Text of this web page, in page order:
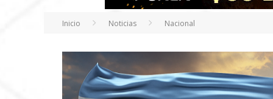
Inicio Noticias Nacional